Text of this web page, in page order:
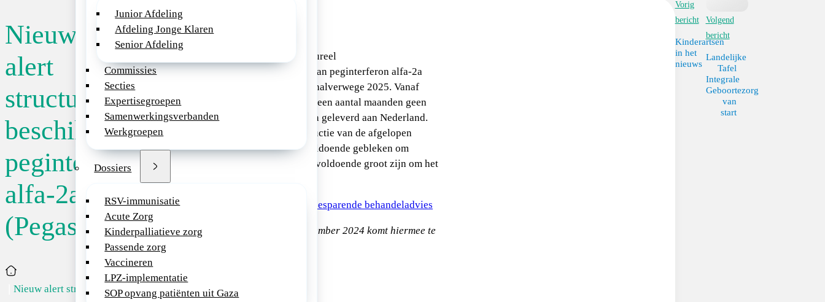
Junior Afdeling
Afdeling Jonge Klaren
Senior Afdeling
Commissies
Secties
Expertisegroepen
Samenwerkingsverbanden
Werkgroepen
Dossiers
RSV-immunisatie
Acute Zorg
Kinderpalliatieve zorg
Passende zorg
Vaccineren
LPZ-implementatie
SOP opvang patiënten uit Gaza
Nieuw
alert
structureel
beschikbaarheidsprobleem
peginterferon
alfa-2a
(Pegasys)
Home
Nieuw alert str...
In Nederland is er een structureel
beschikbaarheidsprobleem van peginterferon alfa-2a
(Pegasys). Dit houdt aan tot halverwege 2025. Vanaf
februari 2025 zal gedurende een aantal maanden geen
peginterferon alfa-2a worden geleverd aan Nederland.
Ook na de gerealiseerde reductie van de afgelopen
maanden is de aanvoer onvoldoende gebleken om
voorraden op te bouwen die voldoende groot zijn om het
>> Lees het aangescherpte, besparende behandeladvies
NB Het vorige alert van november 2024 komt hiermee te
Vorig
bericht
Kinderartsen
in het
nieuws
Volgend
bericht
Landelijke
Tafel
Integrale
Geboortezorg
van
start